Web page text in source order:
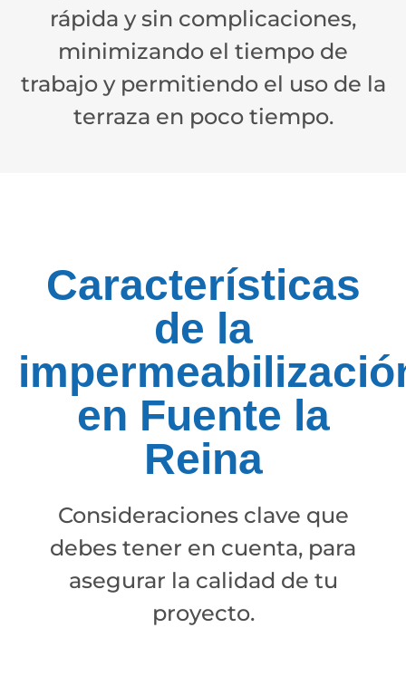
rápida y sin complicaciones,
minimizando el tiempo de
trabajo y permitiendo el uso de la
terraza en poco tiempo.
Características
de la
en Fuente la
Reina
Consideraciones clave que
debes tener en cuenta, para
asegurar la calidad de tu
proyecto.